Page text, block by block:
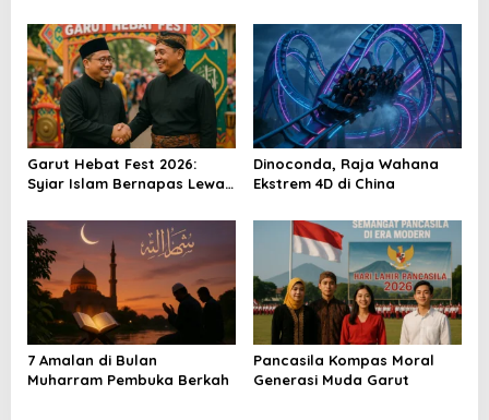
Garut Hebat Fest 2026:
Syiar Islam Bernapas Lewat
Dinoconda, Raja Wahana
Ekstrem 4D di China
7 Amalan di Bulan
Muharram Pembuka Berkah
Pancasila Kompas Moral
Generasi Muda Garut